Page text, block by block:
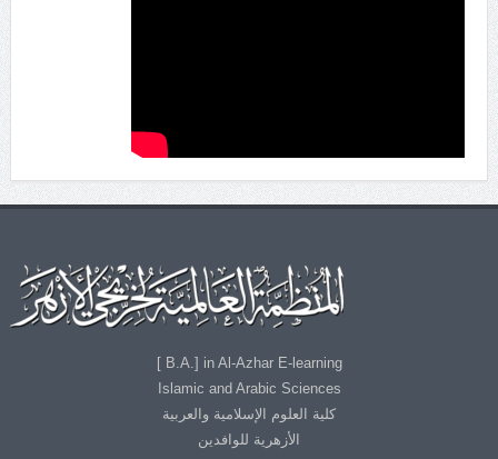
B.A.] in Al-Azhar E-learning ]
Islamic and Arabic Sciences
كلية العلوم الإسلامية والعربية
الأزهرية للوافدين